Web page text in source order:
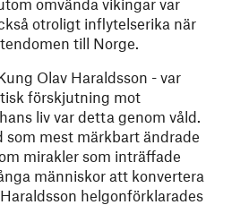
omvända vikingar var
otroligt inflytelserika när
till Norge.
Olav Haraldsson - var
förskjutning mot
liv var detta genom våld.
som mest märkbart ändrade
mirakler som inträffade
människor att konvertera
helgonförklarades